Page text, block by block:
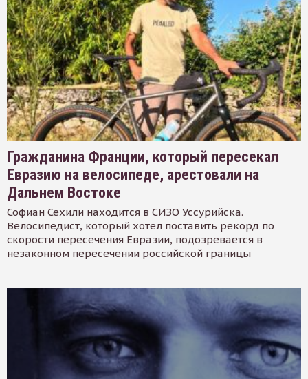
Гражданина Франции, который пересекал
Евразию на велосипеде, арестовали на
Дальнем Востоке
Софиан Сехили находится в СИЗО Уссурийска.
Велосипедист, который хотел поставить рекорд по
скорости пересечения Евразии, подозревается в
незаконном пересечении российской границы